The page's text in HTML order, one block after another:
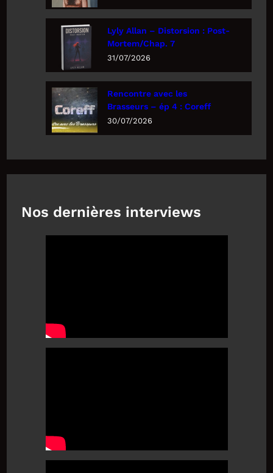
Lyly Allan – Distorsion : Post-
Mortem/Chap. 7
31/07/2026
Rencontre avec les
Brasseurs – ép 4 : Coreff
30/07/2026
Nos dernières interviews